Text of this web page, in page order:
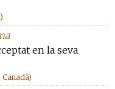
en la seva
Canadà)